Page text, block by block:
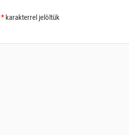
*karakterrel jelöltük